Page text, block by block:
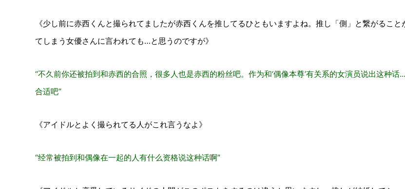
《少し前に赤西くんと撮られてましたが赤西くんを推してるひともいますよね。推し「側」と繋がること
てしまう女優さんに言われても…と思うのですが》
“不久前你还被拍到和赤西的合照，很多人也是赤西的粉丝吧。作为和‘偶像本尊’有关系的女演员说出这种话
合适吧”
《アイドルとよく撮られてる人がこれ言うなよ》
“经常被拍到和偶像在一起的人有什么资格说这种话啊”